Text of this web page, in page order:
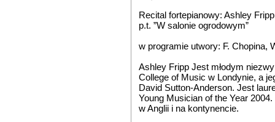
Recital fortepianowy: Ashley
p.t. ”W salonie ogrodowym”
w programie utwory: F. Chopina,
Ashley Fripp Jest młodym
College of Music w Londynie, a
David Sutton-Anderson. Jest
Young Musician of the Year
w Anglii i na kontynencie.